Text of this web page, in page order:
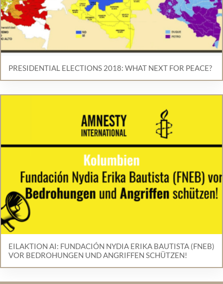
PRESIDENTIAL ELECTIONS 2018: WHAT NEXT FOR PEACE?
EILAKTION AI: FUNDACIÓN NYDIA ERIKA BAUTISTA (FNEB)
VOR BEDROHUNGEN UND ANGRIFFEN SCHÜTZEN!